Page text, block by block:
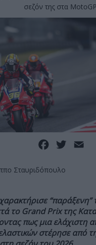
σεζόν της στα
Facebook
Twitter
Σταυριδόπουλο
“παράξενη”
το Grand Prix της
πως μια ελάχιστη
στέρησε από